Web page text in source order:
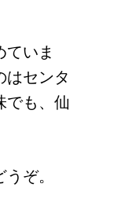
いま
センタ
でも、仙
ぞ。